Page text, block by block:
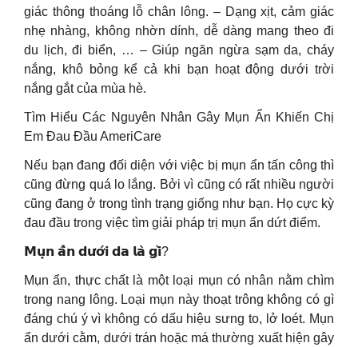
giác thông thoáng lỗ chân lông. – Dạng xịt, cảm giác
nhẹ nhàng, không nhờn dính, dễ dàng mang theo đi
du lịch, đi biển, … – Giúp ngăn ngừa sạm da, cháy
nắng, khô bỏng kể cả khi bạn hoạt động dưới trời
nắng gắt của mùa hè.
Tìm Hiểu Các Nguyên Nhân Gây Mụn Ẩn Khiến Chị
Em Đau Đầu AmeriCare
Nếu bạn đang đối diện với việc bị mụn ẩn tấn công thì
cũng đừng quá lo lắng. Bởi vì cũng có rất nhiều người
cũng đang ở trong tình trạng giống như bạn. Họ cực kỳ
đau đầu trong việc tìm giải pháp trị mụn ẩn dứt điểm.
𝗠𝘂̣𝗻 𝗮̂̉𝗻 𝗱𝘂̛𝗼̛́𝗶 𝗱𝗮 𝗹𝗮̀ 𝗴𝗶̀?
Mụn ẩn, thực chất là một loại mụn có nhân nằm chìm
trong nang lông. Loại mụn này thoạt trông không có gì
đáng chú ý vì không có dấu hiệu sưng to, lở loét. Mụn
ẩn dưới cằm, dưới trán hoặc má thường xuất hiện gây